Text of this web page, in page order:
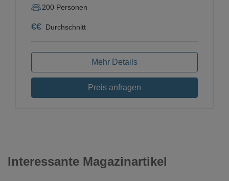
200 Personen
€€ Durchschnitt
Mehr Details
Preis anfragen
Interessante Magazinartikel